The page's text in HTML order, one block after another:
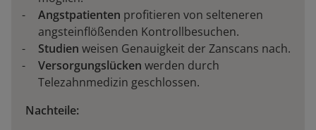
Angstpatienten profitieren von selteneren
angsteinflößenden Kontrollbesuchen.
Studien weisen Genauigkeit der Zanscans nach.
Versorgungslücken werden durch
Telezahnmedizin geschlossen.
Nachteile: